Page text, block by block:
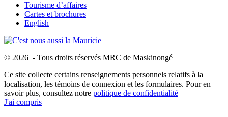
Tourisme d’affaires
Cartes et brochures
English
© 2026 - Tous droits réservés MRC de Maskinongé
Ce site collecte certains renseignements personnels relatifs à la
localisation, les témoins de connexion et les formulaires. Pour en
savoir plus, consultez notre politique de confidentialité
J'ai compris